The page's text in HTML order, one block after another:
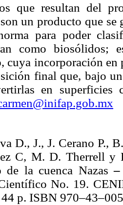
que resultan del
un producto que se
para poder
como biosólidos;
cuya incorporación en
final que, bajo
en superficies
D., J., J. Cerano P.,
C, M. D. Therrell
de la cuenca Nazas
No. 19.
p. ISBN